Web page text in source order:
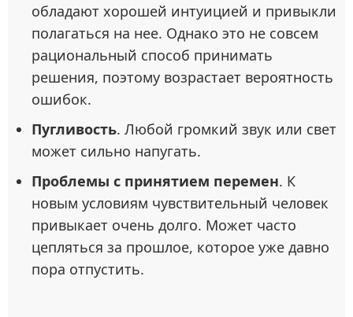
обладают хорошей интуицией и привыкли
полагаться на нее. Однако это не совсем
рациональный способ принимать
решения, поэтому возрастает вероятность
ошибок.
Пугливость. Любой громкий звук или свет
может сильно напугать.
Проблемы с принятием перемен. К
новым условиям чувствительный человек
привыкает очень долго. Может часто
цепляться за прошлое, которое уже давно
пора отпустить.